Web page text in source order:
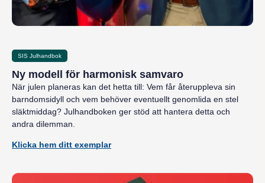
SIS Julhandbok
Ny modell för harmonisk samvaro
När julen planeras kan det hetta till: Vem får återuppleva sin
barndomsidyll och vem behöver eventuellt genomlida en stel
släktmiddag? Julhandboken ger stöd att hantera detta och
andra dilemman.
Klicka hem ditt exemplar